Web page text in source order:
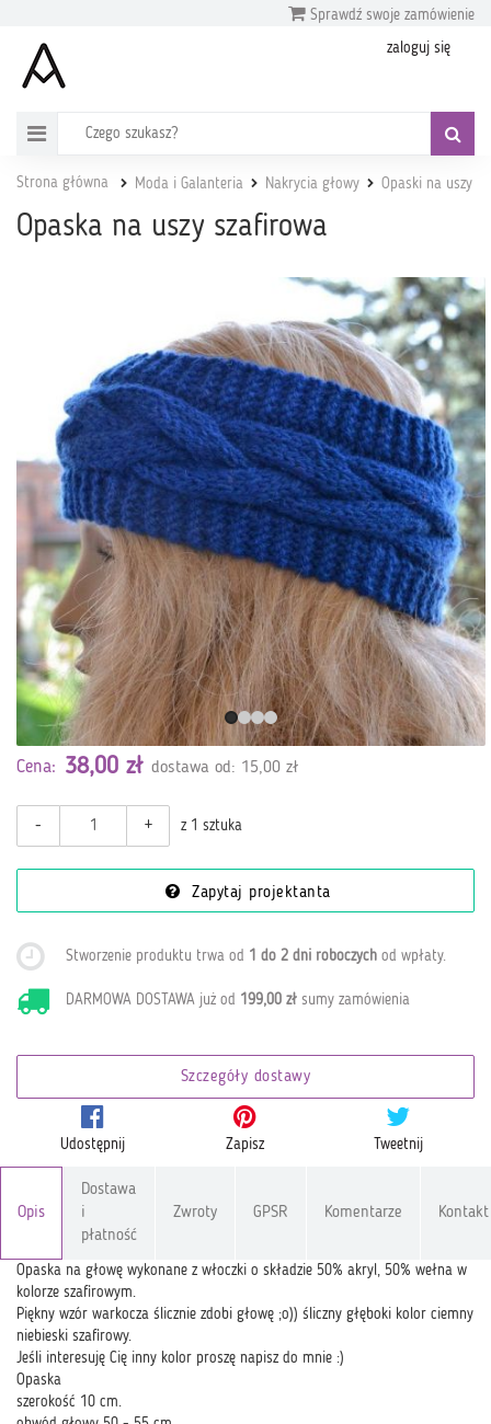
Sprawdź swoje zamówienie
zaloguj się
Strona główna Moda i Galanteria Nakrycia głowy Opaski na uszy
Opaska na uszy szafirowa
Cena: 38,00 zł dostawa od: 15,00 zł
- + z 1 sztuka
Zapytaj projektanta
Stworzenie produktu trwa od 1 do 2 dni roboczych od wpłaty.
DARMOWA DOSTAWA już od 199,00 zł sumy zamówienia
Szczegóły dostawy
Udostępnij Zapisz Tweetnij
Opis
Dostawa
i
płatność
Zwroty GPSR Komentarze Kontakt
Opaska na głowę wykonane z włoczki o składzie 50% akryl, 50% wełna w
kolorze szafirowym.
Piękny wzór warkocza ślicznie zdobi głowę ;o)) śliczny głęboki kolor ciemny
niebieski szafirowy.
Jeśli interesuję Cię inny kolor proszę napisz do mnie :)
Opaska
szerokość 10 cm.